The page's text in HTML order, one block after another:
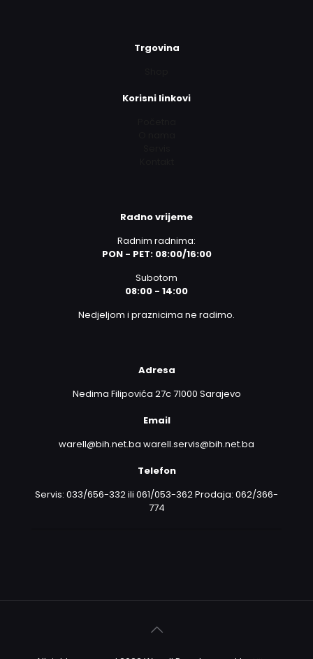
Trgovina
Korisni linkovi
Radno vrijeme
Radnim radnima:
PON - PET: 08:00/16:00
Subotom
08:00 - 14:00
Nedjeljom i praznicima ne radimo.
Adresa
Nedima Filipovića 27c 71000 Sarajevo
Email
warell@bih.net.ba warell.servis@bih.net.ba
Telefon
Servis: 033/656-332 ili 061/053-362 Prodaja: 062/366-
774